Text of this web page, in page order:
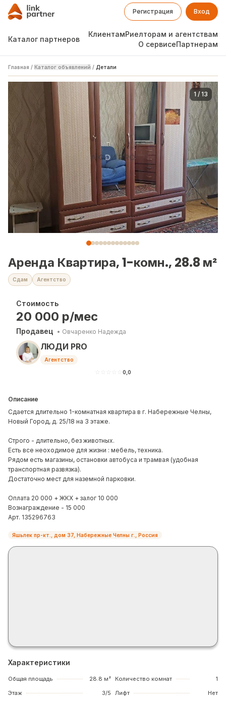
Регистрация Вход
Каталог партнеров
КлиентамРиелторам и агентствам
О сервисеПартнерам
Главная / Каталог объявлений / Детали
1 / 13
Аренда Квартира, 1-комн., 28.8 м²
Сдам Агентство
Стоимость
20 000 р/мес
Продавец • Овчаренко Надежда
ЛЮДИ PRO
Агентство
0,0
Описание
Сдается длительно 1-комнатная квартира в г. Набережные Челны,
Новый Город, д. 25/18 на 3 этаже.
Строго - длительно, без животных.
Есть все неоходимое для жизни : мебель, техника.
Рядом есть магазины, остановки автобуса и трамвая (удобная
транспортная развязка).
Достаточно мест для наземной парковки.
Оплата 20 000 + ЖКХ + залог 10 000
Вознаграждение - 15 000
Арт. 135296763
Яшьлек пр-кт., дом 37, Набережные Челны г., Россия
Характеристики
Общая площадь
28.8 м²
Этаж
3/5
Количество комнат
1
Лифт
Нет